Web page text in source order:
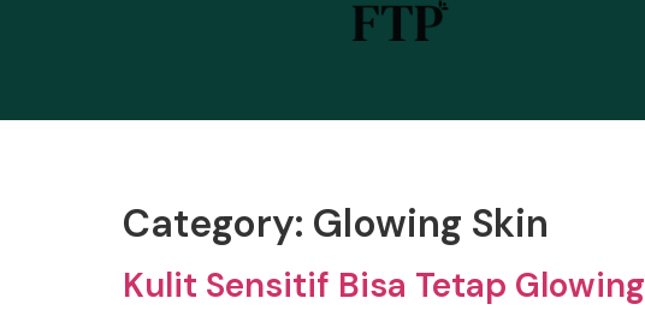
Category: Glowing Skin
Kulit Sensitif Bisa Tetap